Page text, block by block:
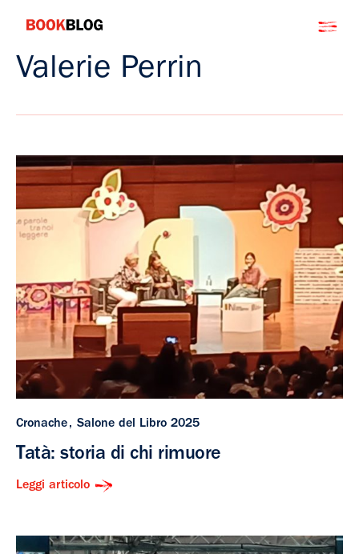
contenuto
Bookblog
Valerie Perrin
Cronache Salone del Libro 2025
Tatà: storia di chi rimuore
Leggi articolo